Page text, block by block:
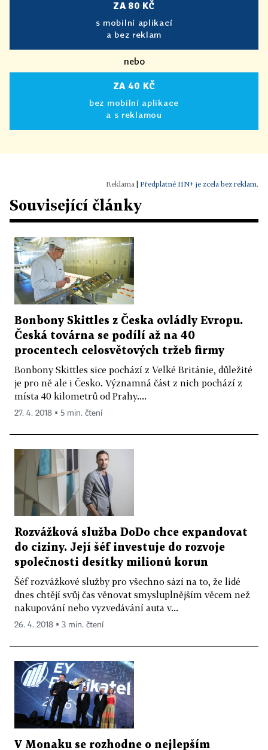
ZA 80 KČ
s mobilní aplikací
a bez reklam
nebo
ZA 40 KČ
bez mobilní aplikace
a s reklamou
Předplatné HN+ je zcela bez reklam.
Související články
Bonbony Skittles z Česka ovládly Evropu.
Česká továrna se podílí až na 40
procentech celosvětových tržeb firmy
Bonbony Skittles sice pochází z Velké Británie, důležité
je pro ně ale i Česko. Významná část z nich pochází z
místa 40 kilometrů od Prahy....
27. 4. 2018 ▪ 5 min. čtení
Rozvážková služba DoDo chce expandovat
do ciziny. Její šéf investuje do rozvoje
společnosti desítky milionů korun
Šéf rozvážkové služby pro všechno sází na to, že lidé
dnes chtějí svůj čas věnovat smysluplnějším věcem než
nakupování nebo vyzvedávání auta v...
26. 4. 2018 ▪ 3 min. čtení
V Monaku se rozhodne o nejlepším